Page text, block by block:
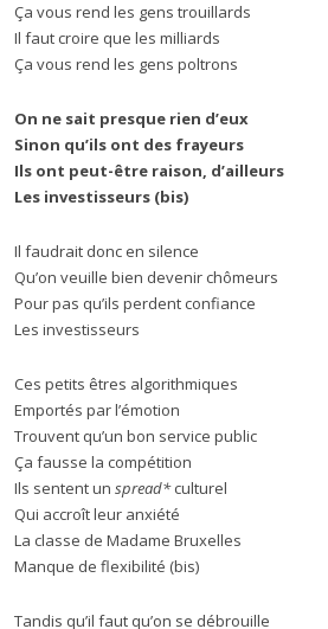
Ça vous rend les gens trouillards
Il faut croire que les milliards
Ça vous rend les gens poltrons
On ne sait presque rien d’eux
Sinon qu’ils ont des frayeurs
Ils ont peut-être raison, d’ailleurs
Les investisseurs (bis)
Il faudrait donc en silence
Qu’on veuille bien devenir chômeurs
Pour pas qu’ils perdent confiance
Les investisseurs
Ces petits êtres algorithmiques
Emportés par l’émotion
Trouvent qu’un bon service public
Ça fausse la compétition
Ils sentent un spread*culturel
Qui accroît leur anxiété
La classe de Madame Bruxelles
Manque de flexibilité (bis)
Tandis qu’il faut qu’on se débrouille